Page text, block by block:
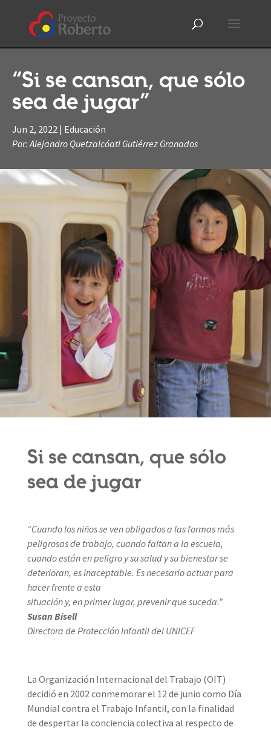
“Si se cansan, que sólo
sea de jugar”
Jun 2, 2022 | Educación
Por: Alejandro Quetzalcóatl Gutiérrez Granados
Si se cansan, que sólo
sea de jugar
“Cuando los niños se ven obligados a las formas más
peligrosas de trabajo, cuando faltan a la escuela,
cuando están en peligro y su salud y su bienestar se
deterioran, es inaceptable. Es necesario actuar para
hacer frente a esta
situación y, en primer lugar, prevenir que suceda.”
Susan Bisell
Directora de Protección Infantil del UNICEF
La Organización Internacional del Trabajo (OIT)
decidió en 2002 conmemorar el 12 de junio como Día
Mundial contra el Trabajo Infantil, con la finalidad
de despertar la conciencia colectiva al respecto de